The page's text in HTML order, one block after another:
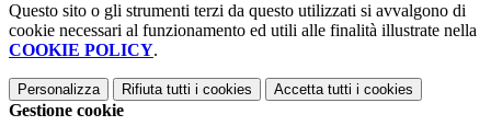
Questo sito o gli strumenti terzi da questo utilizzati si avvalgono di
cookie necessari al funzionamento ed utili alle finalità illustrate nella
COOKIE POLICY.
Personalizza Rifiuta tutti i cookies Accetta tutti i cookies
Gestione cookie